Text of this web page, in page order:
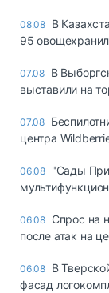
08.08 В
95
07.08 В
выставили на
07.08
центра
06.08 "Сады
06.08 Спрос на
после атак на
06.08 В
фасад